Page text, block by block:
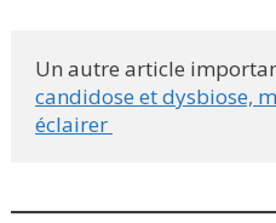
Un autre article
candidose et dysbiose,
éclairer